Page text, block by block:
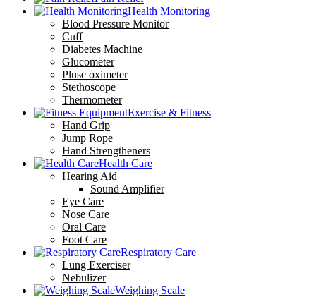
Health Monitoring
Blood Pressure Monitor
Cuff
Diabetes Machine
Glucometer
Pluse oximeter
Stethoscope
Thermometer
Exercise & Fitness
Hand Grip
Jump Rope
Hand Strengtheners
Health Care
Hearing Aid
Sound Amplifier
Eye Care
Nose Care
Oral Care
Foot Care
Respiratory Care
Lung Exerciser
Nebulizer
Weighing Scale